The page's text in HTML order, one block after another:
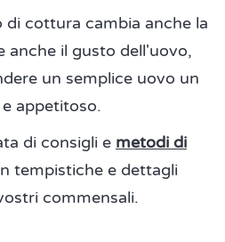
di cottura cambia anche la
anche il gusto dell'uovo,
un semplice uovo un
appetitoso.
di consigli e metodi di
tempistiche e dettagli
commensali.